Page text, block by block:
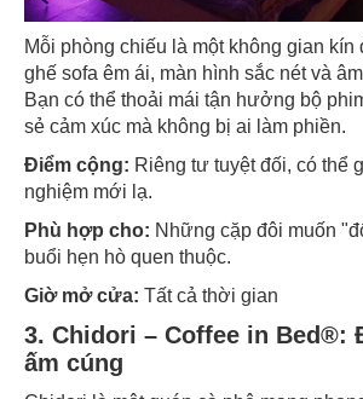
Mỗi phòng chiếu là một không gian kín
ghế sofa êm ái, màn hình sắc nét và
Bạn có thể thoải mái tận hưởng bộ
sẻ cảm xúc mà không bị ai làm phiền.
Điểm cộng: Riêng tư tuyệt đối, có thể
nghiệm mới lạ.
Phù hợp cho: Những cặp đôi muốn
buổi hẹn hò quen thuộc.
Giờ mở cửa: Tất cả thời gian
3. Chidori – Coffee in Bed®:
ấm cúng